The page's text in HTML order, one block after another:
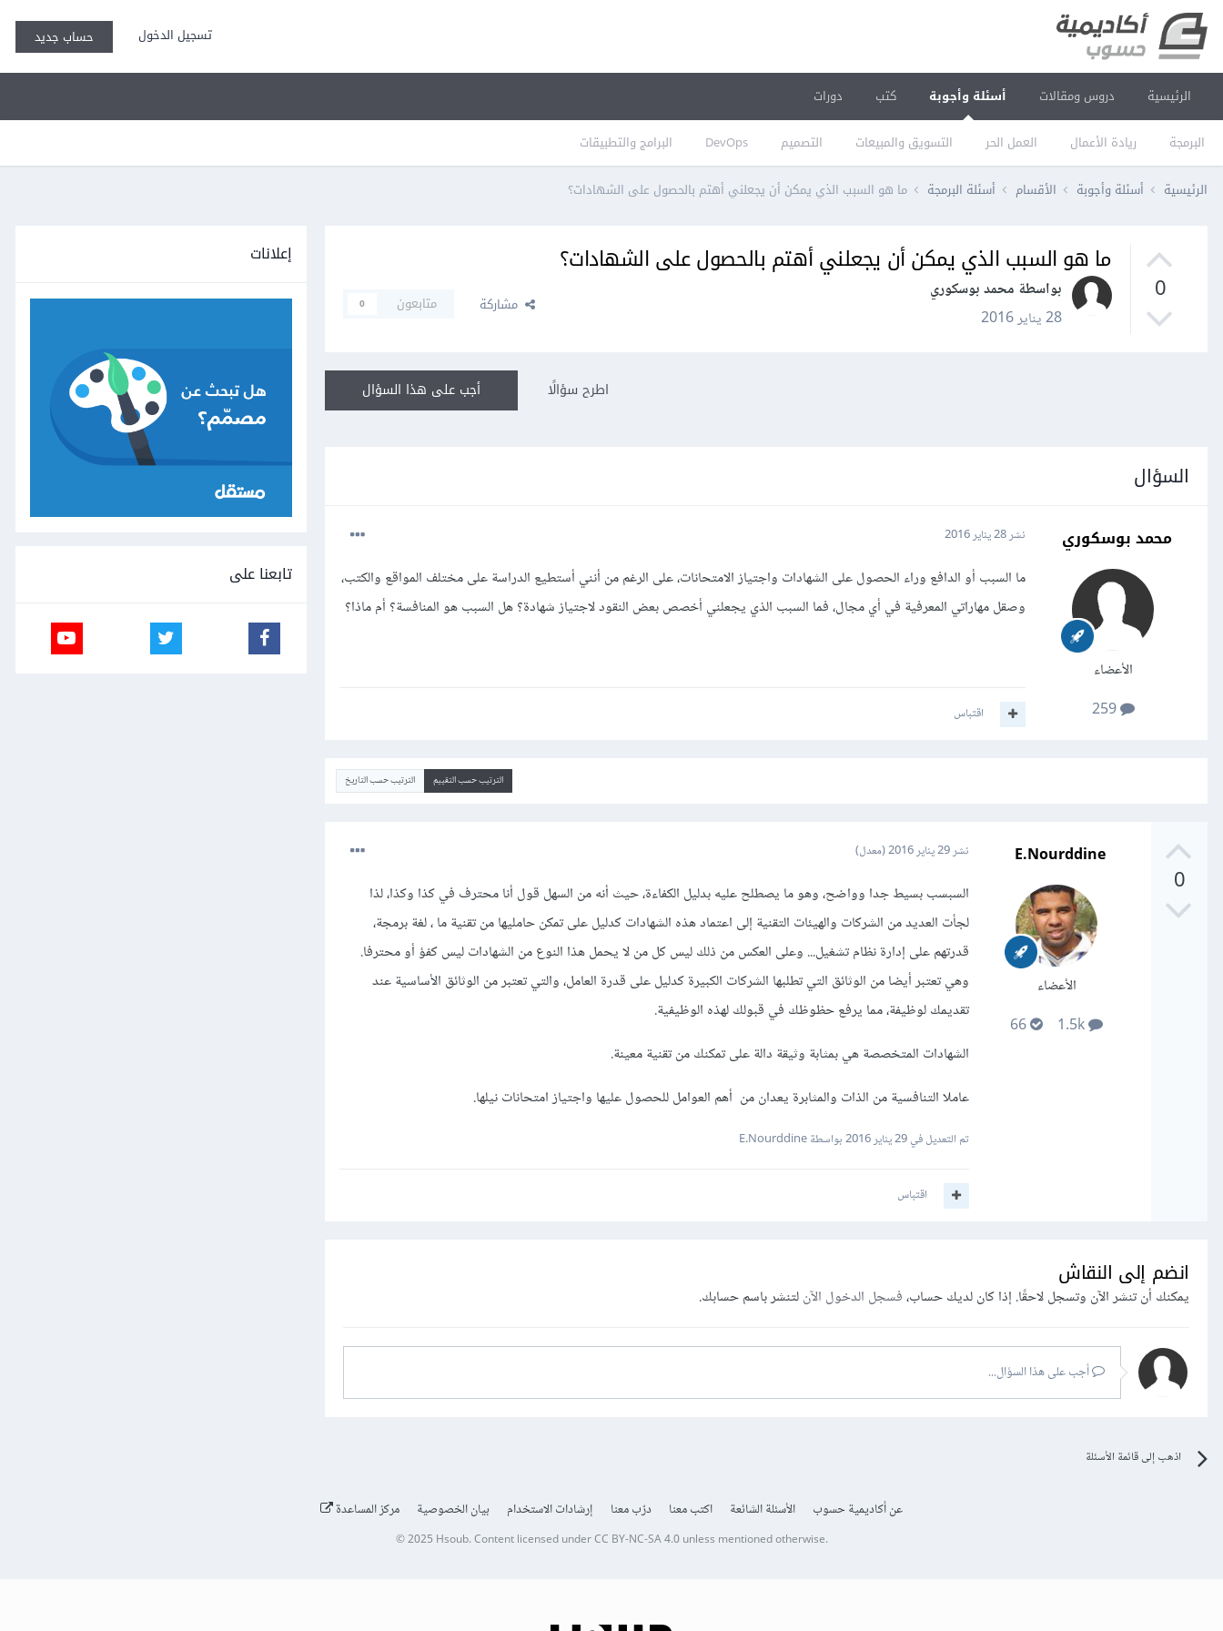
تسجيل الدخول حساب جديد
الرئيسية دروس ومقالات أسئلة وأجوبة
البرمجة ريادة الأعمال العمل الحر التسويق والمبيعات التصميم DevOps البرامج والتطبيقات
كتب دورات
الرئيسية أسئلة وأجوبة الأقسام أسئلة البرمجة ما هو السبب الذي يمكن أن يجعلني أهتم بالحصول على الشهادات؟
0
ما هو السبب الذي يمكن أن يجعلني أهتم بالحصول على الشهادات؟
بواسطة محمد بوسكوري
28 يناير 2016
مشاركة متابعون 0
أجب على هذا السؤال اطرح سؤالًا
السؤال
محمد بوسكوري
الأعضاء
259
نشر28 يناير 2016
ما السبب أو الدافع وراء الحصول على الشهادات واجتياز الامتحانات، على الرغم من أنني أستطيع الدراسة على مختلف المواقع والكتب،
وصقل مهاراتي المعرفية في أي مجال، فما السبب الذي يجعلني أخصص بعض النقود لاجتياز شهادة؟ هل السبب هو المنافسة؟ أم ماذا؟
اقتباس
الترتيب حسب التقييم الترتيب حسب التاريخ
0
E.Nourddine
الأعضاء
نشر29 يناير 2016 (معدل)
السبسب بسيط جدا وواضح، وهو ما يصطلح عليه بدليل الكفاءة، حيث أنه من السهل قول أنا محترف في كذا وكذا، لذا
لجأت العديد من الشركات والهيئات التقنية إلى اعتماد هذه الشهادات كدليل على تمكن حامليها من تقنية ما ، لغة برمجة،
قدرتهم على إدارة نظام تشغيل... وعلى العكس من ذلك ليس كل من لا يحمل هذا النوع من الشهادات ليس كفؤ أو محترفا.
وهي تعتبر أيضا من الوثائق التي تطلبها الشركات الكبيرة كدليل على قدرة العامل، والتي تعتبر من الوثائق الأساسية عند
تقديمك لوظيفة، مما يرفع حظوظك في قبولك لهذه الوظيفية.
الشهادات المتخصصة هي بمثابة وثيقة دالة على تمكنك من تقنية معينة.
عاملا التنافسية من الذات والمثابرة يعدان من أهم العوامل للحصول عليها واجتياز امتحانات نيلها.
تم التعديل في29 يناير 2016 بواسطة E.Nourddine
اقتباس
انضم إلى النقاش
يمكنك أن تنشر الآن وتسجل لاحقًا. إذا كان لديك حساب،فسجل الدخول الآنلتنشر باسم حسابك.
أجب على هذا السؤال...
اذهب إلى قائمة الأسئلة
إعلانات
تابعنا على
عن أكاديمية حسوب الأسئلة الشائعة اكتب معنا درّب معنا إرشادات الاستخدام بيان الخصوصية مركز المساعدة
© 2025 Hsoub.Content licensed underCC BY-NC-SA 4.0unless mentioned otherwise.